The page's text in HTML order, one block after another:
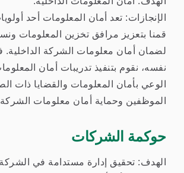
الإنجازات: تعد أمان المعلومات أحد
قمنا بتعزيز مرافق تخزين المعلومات
لضمان أمان معلومات الشركة
نفسه، نقوم بتنفيذ تدريبات أمان
الوعي بأمان المعلومات والقضايا ذات
الموظفين وحماية أمان معلومات
حوكمة الشركات
الهدف: تحقيق إدارة مستدامة في